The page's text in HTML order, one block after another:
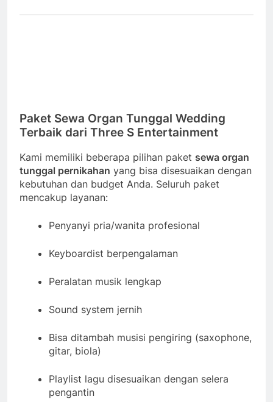
Paket Sewa Organ Tunggal Wedding
Terbaik dari Three S Entertainment
Kami memiliki beberapa pilihan paket sewa organ
tunggal pernikahan yang bisa disesuaikan dengan
kebutuhan dan budget Anda. Seluruh paket
mencakup layanan:
Penyanyi pria/wanita profesional
Keyboardist berpengalaman
Peralatan musik lengkap
Sound system jernih
Bisa ditambah musisi pengiring (saxophone,
gitar, biola)
Playlist lagu disesuaikan dengan selera
pengantin